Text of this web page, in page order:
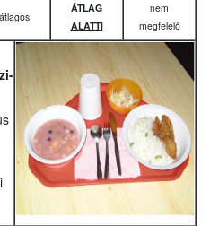
átlagos
ÁTLAG
ALATTI
nem
megfelelő